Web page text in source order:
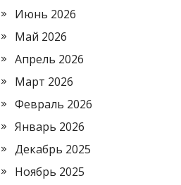
Июнь 2026
Май 2026
Апрель 2026
Март 2026
Февраль 2026
Январь 2026
Декабрь 2025
Ноябрь 2025